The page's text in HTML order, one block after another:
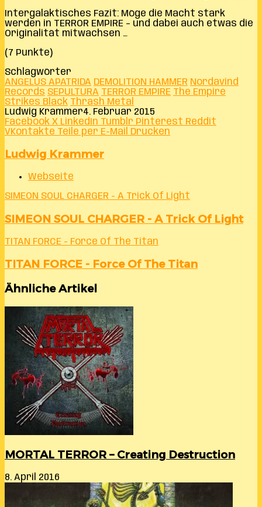
Intergalaktisches Fazit: Möge die Macht stark
werden in TERROR EMPIRE – und dabei auch etwas die
Originalität mitwachsen …
(7 Punkte)
Schlagwörter
ANGELUS APATRIDA DEMOLITION HAMMER Nordavind
Records SEPULTURA TERROR EMPIRE The Empire
Strikes Black Thrash Metal
Ludwig Krammer4. Februar 2015
Facebook X LinkedIn Tumblr Pinterest Reddit
VKontakte Teile per E-Mail Drucken
Ludwig Krammer
Webseite
SIMEON SOUL CHARGER - A Trick Of Light
SIMEON SOUL CHARGER - A Trick Of Light
TITAN FORCE - Force Of The Titan
TITAN FORCE - Force Of The Titan
Ähnliche Artikel
MORTAL TERROR – Creating Destruction
8. April 2016